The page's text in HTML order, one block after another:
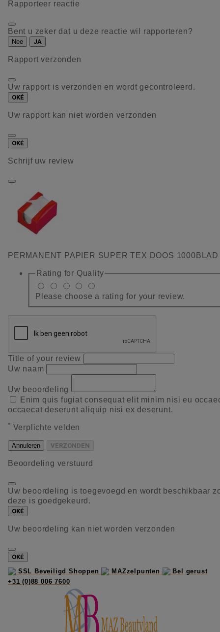
Rapporteer reactie
Bent u zeker dat u deze reactie wil rapporteren?
Nee JA
Rapport verzonden
Uw rapport is verzonden en wordt gecontroleerd.
OKÉ
Uw rapport kan niet worden verzonden
OKÉ
Schrijf uw review
PERMANENT PAPIER SUPER TEX DOOS 1000BLAD
Rating for Quality
Please choose a rating for your review.
Title of your review
Uw naam
Uw beoordeling
Enim quis fugiat consequat elit minim nisi eu
occaecat deserunt aliquip nisi ex deserunt.
* Verplichte velden
Annuleren VERZONDEN
Beoordeling verstuurd
Uw beoordeling is toegevoegd en wordt beschikbaar
deze is goedgekeurd.
OKÉ
Uw beoordeling kan niet worden verzonden
OKÉ
SSL Beveiligd Shoppen
MAZzelpunten
Bel gerust
+31 (0)88 006 7600